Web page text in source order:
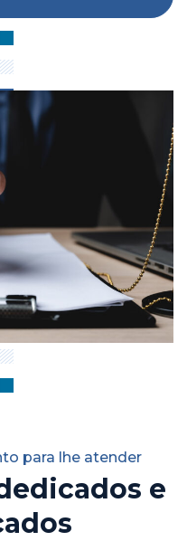
para lhe atender
e